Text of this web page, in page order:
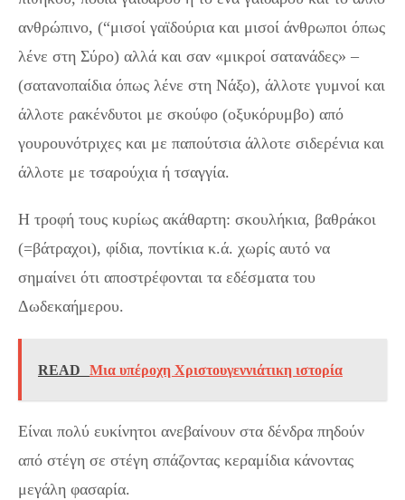
ανθρώπινο, (“μισοί γαϊδούρια και μισοί άνθρωποι όπως
λένε στη Σύρο) αλλά και σαν «μικροί σατανάδες» –
(σατανοπαίδια όπως λένε στη Νάξο), άλλοτε γυμνοί και
άλλοτε ρακένδυτοι με σκούφο (οξυκόρυμβο) από
γουρουνότριχες και με παπούτσια άλλοτε σιδερένια και
άλλοτε με τσαρούχια ή τσαγγία.
Η τροφή τους κυρίως ακάθαρτη: σκουλήκια, βαθράκοι
(=βάτραχοι), φίδια, ποντίκια κ.ά. χωρίς αυτό να
σημαίνει ότι αποστρέφονται τα εδέσματα του
Δωδεκαήμερου.
READ Μια υπέροχη Χριστουγεννιάτικη ιστορία
Είναι πολύ ευκίνητοι ανεβαίνουν στα δένδρα πηδούν
από στέγη σε στέγη σπάζοντας κεραμίδια κάνοντας
μεγάλη φασαρία.